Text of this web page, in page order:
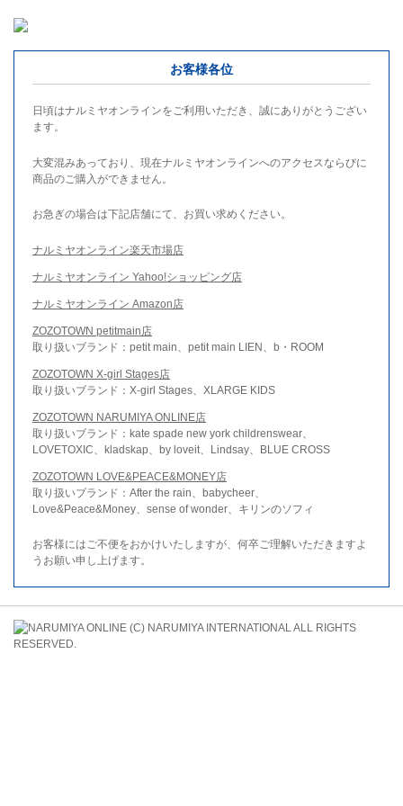
お客様各位
日頃はナルミヤオンラインをご利用いただき、誠にありがとうござい
ます。
大変混みあっており、現在ナルミヤオンラインへのアクセスならびに
商品のご購入ができません。
お急ぎの場合は下記店舗にて、お買い求めください。
ナルミヤオンライン楽天市場店
ナルミヤオンライン Yahoo!ショッピング店
ナルミヤオンライン Amazon店
ZOZOTOWN petitmain店
取り扱いブランド：petit main、petit main LIEN、b・ROOM
ZOZOTOWN X-girl Stages店
取り扱いブランド：X-girl Stages、XLARGE KIDS
ZOZOTOWN NARUMIYA ONLINE店
取り扱いブランド：kate spade new york childrenswear、
LOVETOXIC、kladskap、by loveit、Lindsay、BLUE CROSS
ZOZOTOWN LOVE&PEACE&MONEY店
取り扱いブランド：After the rain、babycheer、
Love&Peace&Money、sense of wonder、キリンのソフィ
お客様にはご不便をおかけいたしますが、何卒ご理解いただきますよ
うお願い申し上げます。